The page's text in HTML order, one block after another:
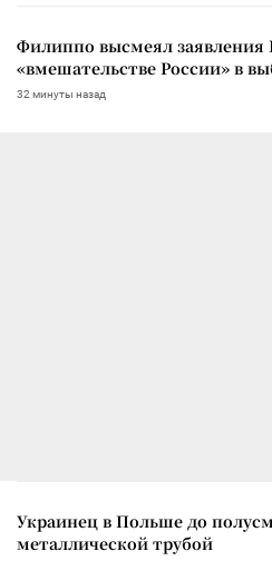
Филиппо высмеял заявления
«вмешательстве России» в
32 минуты назад
Украинец в Польше до
металлической трубой